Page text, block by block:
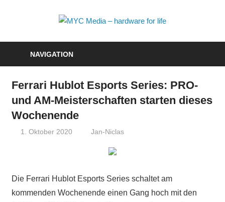
Media
–
NAVIGATION
Ferrari Hublot Esports Series: PRO-
und AM-Meisterschaften starten dieses
Wochenende
1. Oktober 2020 Jan-Niclas
Die Ferrari Hublot Esports Series schaltet am
kommenden Wochenende einen Gang hoch mit den